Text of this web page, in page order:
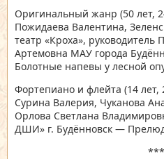
Оригинальный жанр (50 лет,
Пожидаева Валентина,
театр «Кроха», руководитель
Артемовна МАУ города
Болотные напевы у лесной
Фортепиано и флейта (14 лет,
Сурина Валерия, Чуканова
Орлова Светлана
ДШИ» г. Будённовск —
***